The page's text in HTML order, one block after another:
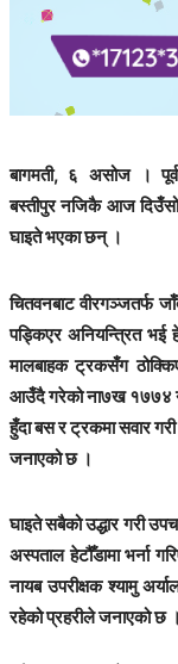
बागमती, ६ असोज ।
बस्तीपुर नजिकै आज
घाइते भएका छन् ।
चितवनबाट वीरगञ्जतर्फ
पड्किएर अनियन्त्रित भई
मालबाहक ट्रकसँग
आउँदै गरेको ना७ख १७७४
हुँदा बस र ट्रकमा सवार
जनाएको छ ।
घाइते सबैको उद्धार गरी
अस्पताल हेटौँडामा भर्ना
नायब उपरीक्षक श्यामु
रहेको प्रहरीले जनाएको छ ।